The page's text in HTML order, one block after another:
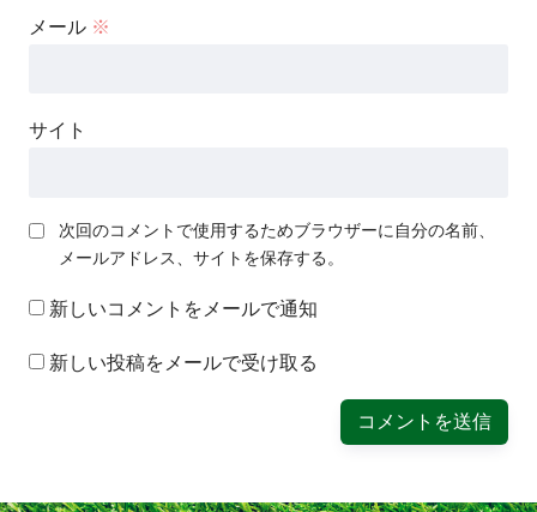
メール ※
サイト
次回のコメントで使用するためブラウザーに自分の名前、
メールアドレス、サイトを保存する。
新しいコメントをメールで通知
新しい投稿をメールで受け取る